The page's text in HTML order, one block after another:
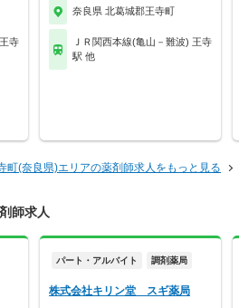
寺
奈良県 北葛城郡王寺町
ＪＲ関西本線(亀山－難波) 王寺
駅 他
町(奈良県)エリアの薬剤師求人をもっと見る
師求人
パート・アルバイト 調剤薬局
株式会社キリン堂 スギ薬局